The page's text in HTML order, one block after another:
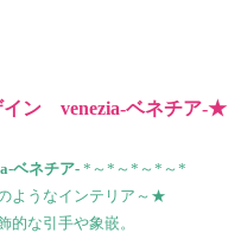
イン venezia-ベネチア-★
ベネチア-*～*～*～*～*
ようなインテリア～★
的な引手や象嵌。